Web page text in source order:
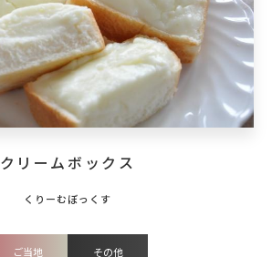
クリームボックス
ご当地 その他